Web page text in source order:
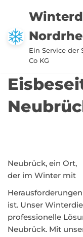
Zum
Inhalt
springenEin Service der
Co KG
Neubrück, ein Ort,
der im Winter mit
ist. Unser
professionelle
Neubrück. Mit